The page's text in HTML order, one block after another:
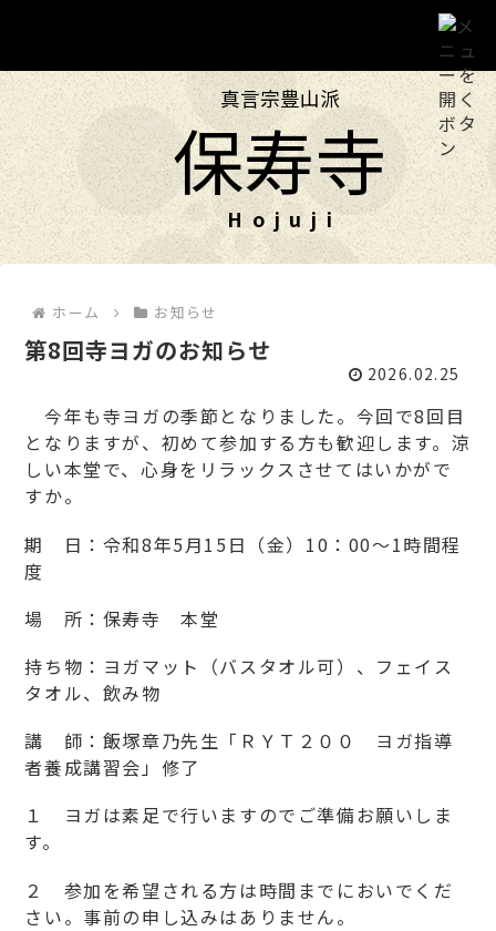
真言宗豊山派
保寿寺
ホーム
保寿寺について
投稿
年中行事
交通のご案内
お問い合わせ
ホーム お知らせ
第8回寺ヨガのお知らせ
2026.02.25
今年も寺ヨガの季節となりました。今回で8回目
となりますが、初めて参加する方も歓迎します。涼
しい本堂で、心身をリラックスさせてはいかがで
すか。
期 日：令和8年5月15日（金）10：00〜1時間程
度
場 所：保寿寺 本堂
持ち物：ヨガマット（バスタオル可）、フェイス
タオル、飲み物
講 師：飯塚章乃先生「ＲＹＴ２００ ヨガ指導
者養成講習会」修了
１ ヨガは素足で行いますのでご準備お願いしま
す。
２ 参加を希望される方は時間までにおいでくだ
さい。事前の申し込みはありません。